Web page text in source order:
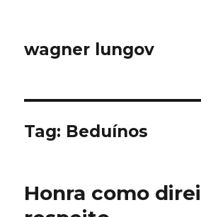
wagner lungov
Tag: Beduínos
Honra como